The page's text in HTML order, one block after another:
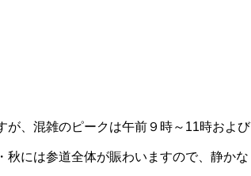
が、混雑のピークは午前９時～11時および
には参道全体が賑わいますので、静かな